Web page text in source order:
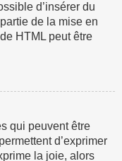
d’insérer du
de la mise en
HTML peut être
qui peuvent être
d’exprimer
la joie, alors